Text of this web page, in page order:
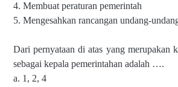
4. Membuat peraturan pemerintah
5. Mengesahkan rancangan undang-
Dari pernyataan di atas yang merupakan
sebagai kepala pemerintahan adalah ….
a. 1, 2, 4